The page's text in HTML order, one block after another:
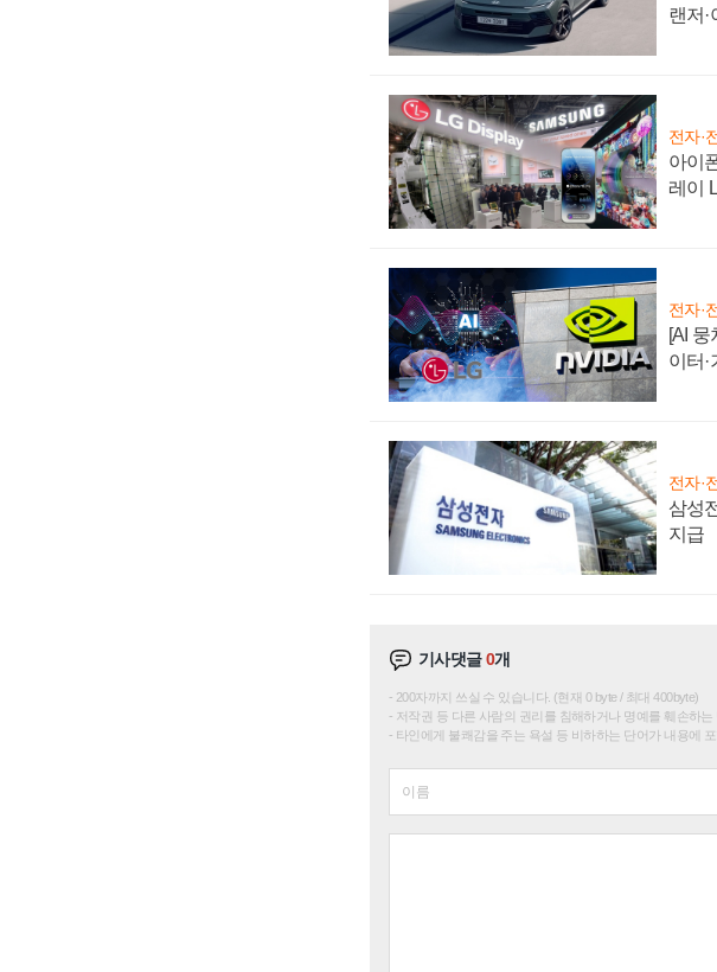
랜저
전자·
아이
레이
전자·
[AI
이터
전자·
삼성
지급
기사댓글0개
200자까지 쓰실 수 있습니다. (현재 0 byte / 최대 400byte)
저작권 등 다른 사람의 권리를 침해하거나 명예를 훼손하
타인에게 불쾌감을 주는 욕설 등 비하하는 단어가 내용에